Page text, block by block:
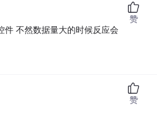
件 不然数据量大的时候反应会
赞
赞